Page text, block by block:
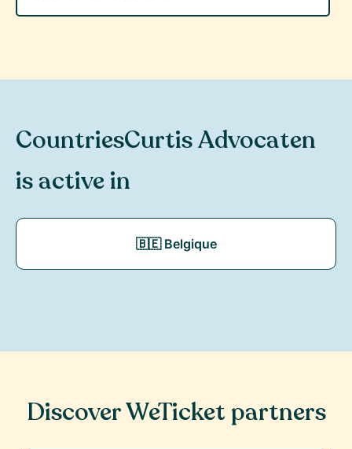
CountriesCurtis Advocaten
is active in
🇧🇪 Belgique
Discover WeTicket partners